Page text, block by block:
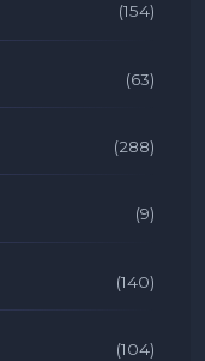
(154)
(63)
(288)
(9)
(140)
(104)